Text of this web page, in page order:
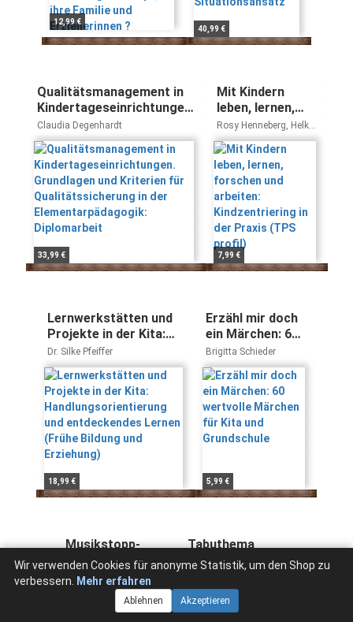
12,99 €
40,99 €
Qualitätsmanagement in
Kindertageseinrichtungen.
Grundlagen und Kriterien
für Qualitätssicherung in
der Elementarpädagogik:
Diplomarbeit
Claudia Degenhardt
33,99 €
Mit Kindern
leben, lernen,
forschen und
arbeiten:
Kindzentriering
in der Praxis
(TPS profil)
Rosy Henneberg, Helke
Klein, Lothar Klein,
Herbert Vogt
7,99 €
Lernwerkstätten und
Projekte in der Kita:
Handlungsorientierung
und entdeckendes
Lernen (Frühe Bildung
und Erziehung)
Dr. Silke Pfeiffer
18,99 €
Erzähl mir doch
ein Märchen: 60
wertvolle
Märchen für Kita
und Grundschule
Brigitta Schieder
5,99 €
Musikstopp-
Spiele:
Bewegungsspaß
in Kita und
Bettina Scheer Elke
Tabuthema
Trauerarbeit:
Kinder begleiten
bei Abschied,
Verlust und Tod
Wir verwenden Cookies für anonyme Statistik, um den Shop zu
verbessern.
Mehr erfahren
Ablehnen Akzeptieren